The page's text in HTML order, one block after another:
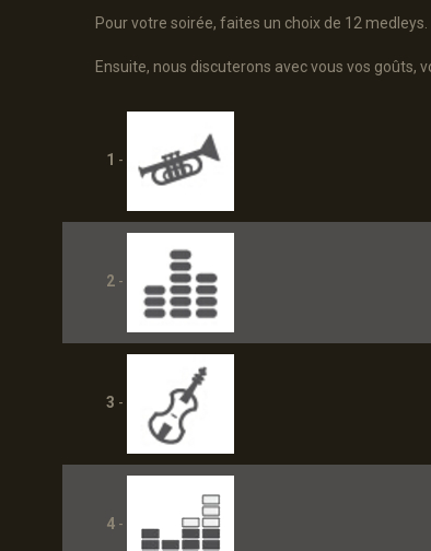
Pour votre soirée, faites un choix de 12 medleys.
Ensuite, nous discuterons avec vous vos goûts,
1 -
2 -
3 -
4 -